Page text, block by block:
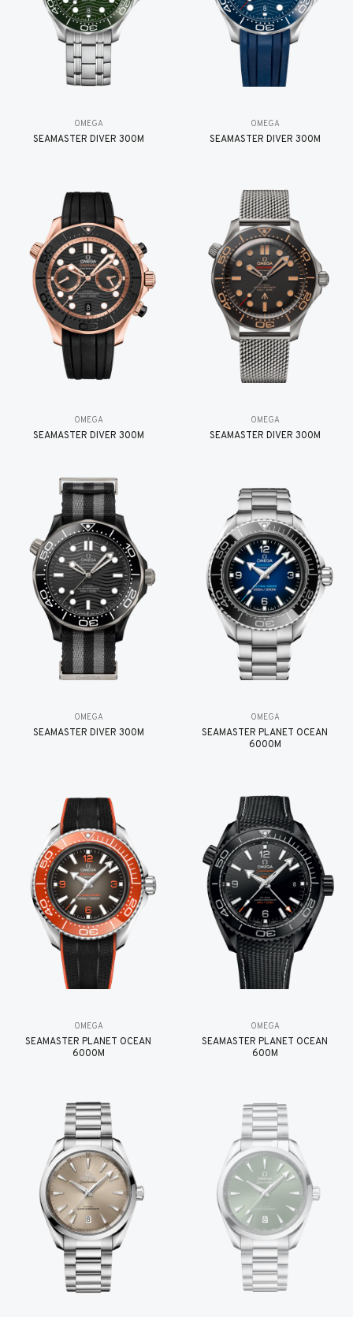
OMEGA
SEAMASTER DIVER 300M
OMEGA
SEAMASTER DIVER 300M
OMEGA
SEAMASTER DIVER 300M
OMEGA
SEAMASTER DIVER 300M
OMEGA
SEAMASTER DIVER 300M
OMEGA
SEAMASTER PLANET OCEAN
6000M
OMEGA
SEAMASTER PLANET OCEAN
6000M
OMEGA
SEAMASTER PLANET OCEAN
600M